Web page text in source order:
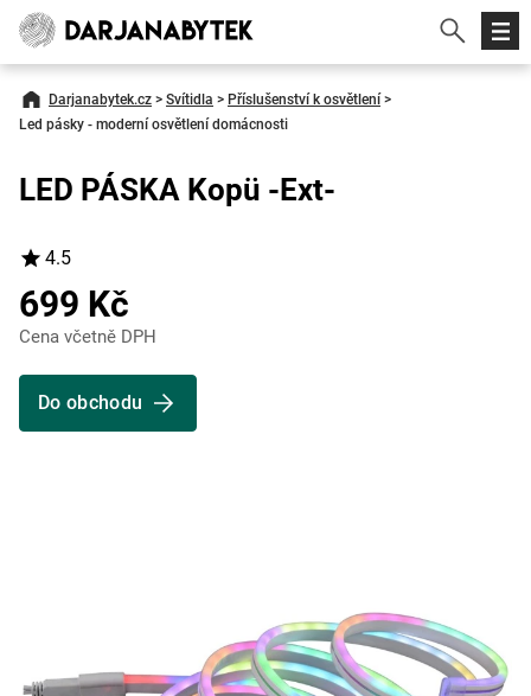
Darjanabytek.cz > Svítidla > Příslušenství k osvětlení >
Led pásky - moderní osvětlení domácnosti
LED PÁSKA Kopü -Ext-
4.5
699 Kč
Cena včetně DPH
Do obchodu